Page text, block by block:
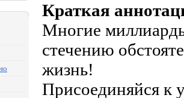
Краткая
Многие
стечению
жизнь!
Присоединяйся к